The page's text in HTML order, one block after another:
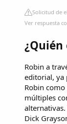
Solicitud de
Ver respuesta
¿Quién
Robin a
editorial, ya
Robin
múltiples
Dick